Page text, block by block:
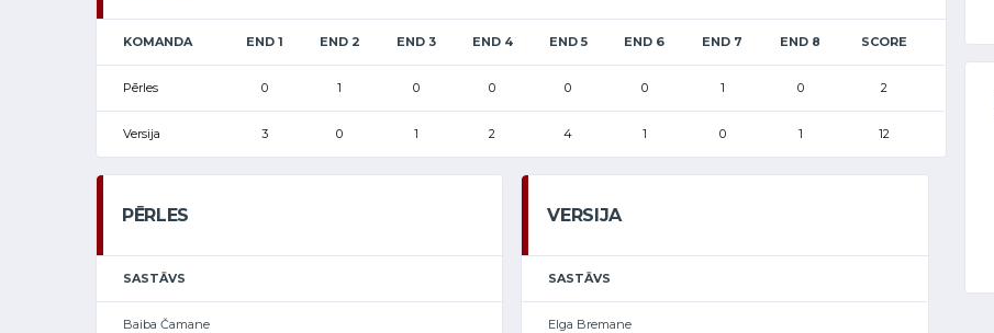
KOMANDA END 1 END 2 END 3 END 4 END 5 END 6 END 7 END 8 SCORE
Pērles 0 1 0 0 0 0 1 0 2
Versija 3 0 1 2 4 1 0 1 12
PĒRLES
SASTĀVS
Baiba Čamane
VERSIJA
SASTĀVS
Elga Bremane